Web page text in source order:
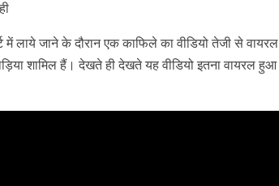
में लाये जाने के दौरान एक काफिले का वीडियो तेजी से वायरल
शामिल हैं। देखते ही देखते यह वीडियो इतना वायरल हुआ